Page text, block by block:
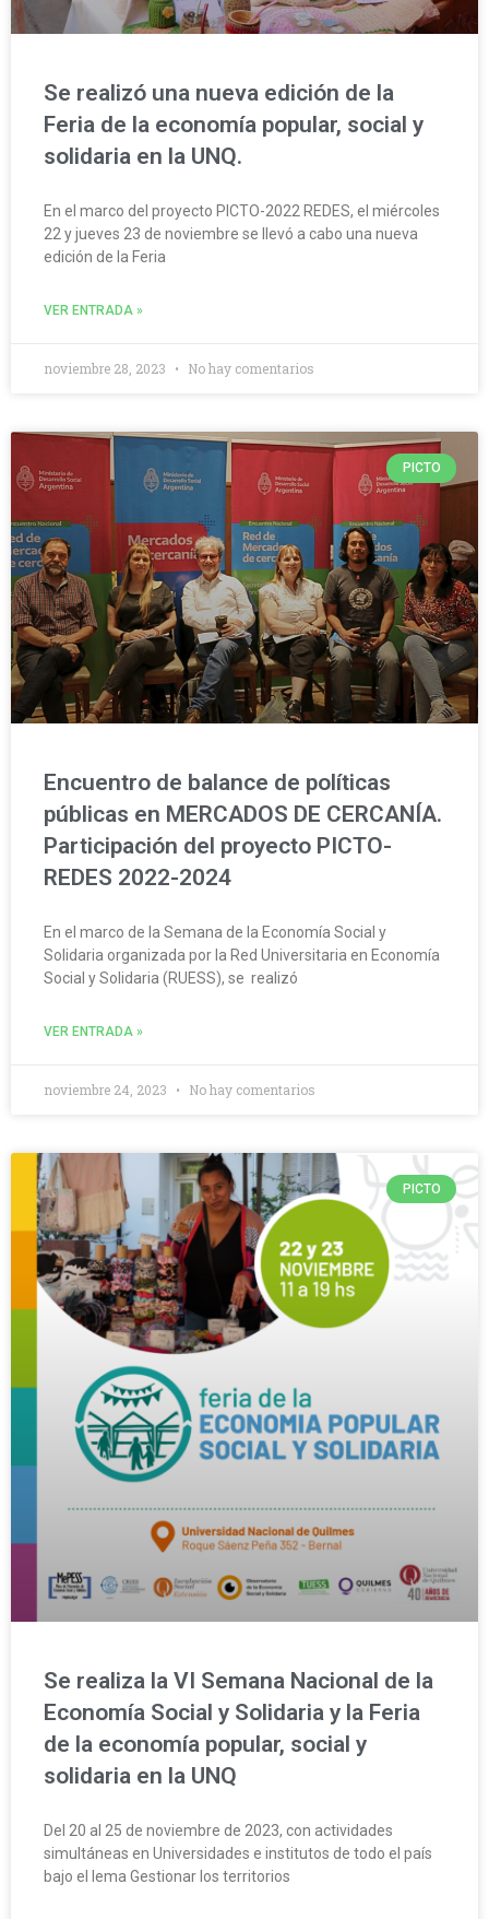
Se realizó una nueva edición de la
Feria de la economía popular, social y
solidaria en la UNQ.
En el marco del proyecto PICTO-2022 REDES, el miércoles
22 y jueves 23 de noviembre se llevó a cabo una nueva
edición de la Feria
VER ENTRADA »
noviembre 28, 2023 No hay comentarios
PICTO
Encuentro de balance de políticas
públicas en MERCADOS DE CERCANÍA.
Participación del proyecto PICTO-
REDES 2022-2024
En el marco de la Semana de la Economía Social y
Solidaria organizada por la Red Universitaria en Economía
Social y Solidaria (RUESS), se realizó
VER ENTRADA »
noviembre 24, 2023 No hay comentarios
PICTO
Se realiza la VI Semana Nacional de la
Economía Social y Solidaria y la Feria
de la economía popular, social y
solidaria en la UNQ
Del 20 al 25 de noviembre de 2023, con actividades
simultáneas en Universidades e institutos de todo el país
bajo el lema Gestionar los territorios